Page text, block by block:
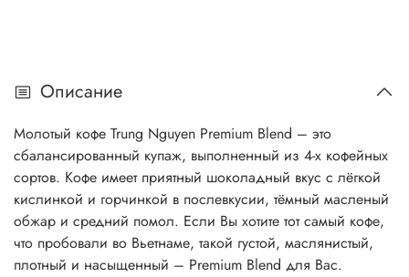
Описание
Молотый кофе Trung Nguyen Premium Blend – это
сбалансированный купаж, выполненный из 4-х кофейных
сортов. Кофе имеет приятный шоколадный вкус с лёгкой
кислинкой и горчинкой в послевкусии, тёмный масленый
обжар и средний помол. Если Вы хотите тот самый кофе,
что пробовали во Вьетнаме, такой густой, маслянистый,
плотный и насыщенный – Premium Blend для Вас.